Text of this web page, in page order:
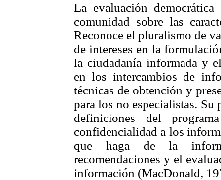
La evaluación
comunidad sobre las
Reconoce el pluralismo de
de intereses en la
la ciudadanía informada y
en los intercambios de
técnicas de obtención y
para los no especialistas.
definiciones del
confidencialidad a los
que haga de la
recomendaciones y el
información (MacDonald,